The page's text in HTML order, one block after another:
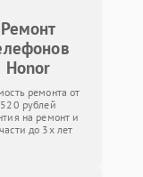
Ремонт
Honor
ремонта от
520 рублей
на ремонт и
до 3х лет